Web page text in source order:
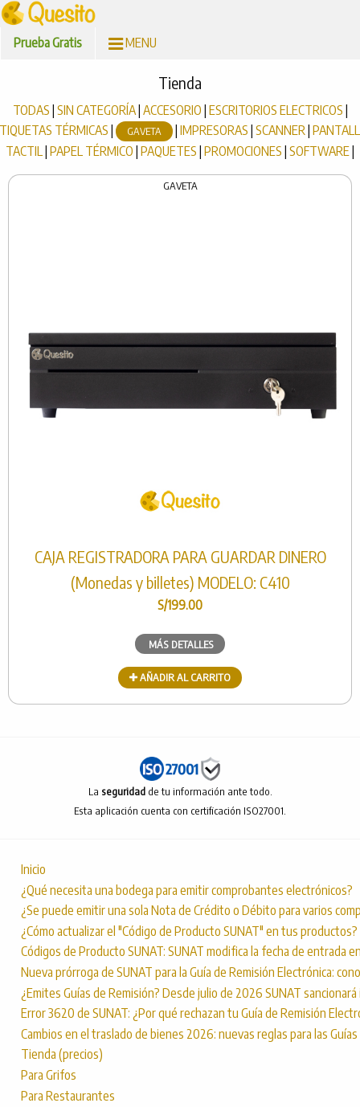
Prueba Gratis MENU
Tienda
TODAS | SIN CATEGORÍA| ACCESORIO | ESCRITORIOS ELECTRICOS |
TÉRMICAS | GAVETA | IMPRESORAS | SCANNER |
TACTIL PAPEL TÉRMICO PAQUETES PROMOCIONES SOFTWARE
GAVETA
CAJA REGISTRADORA PARA GUARDAR DINERO
(Monedas y billetes) MODELO: C410
S/199.00
MÁS DETALLES
AÑADIR AL CARRITO
La seguridadde tu información ante todo.
Esta aplicación cuenta con certificación ISO27001.
Inicio
¿Qué necesita una bodega para emitir comprobantes electrónicos?
¿Se puede emitir una sola Nota de Crédito o Débito para varios
¿Cómo actualizar el "Código de Producto SUNAT" en tus productos?
Códigos de Producto SUNAT: SUNAT modifica la fecha de entrada
Nueva prórroga de SUNAT para la Guía de Remisión Electrónica:
¿Emites Guías de Remisión? Desde julio de 2026 SUNAT
Error 3620 de SUNAT: ¿Por qué rechazan tu Guía de Remisión
Cambios en el traslado de bienes 2026: nuevas reglas para las
Tienda (precios)
Para Grifos
Para Restaurantes